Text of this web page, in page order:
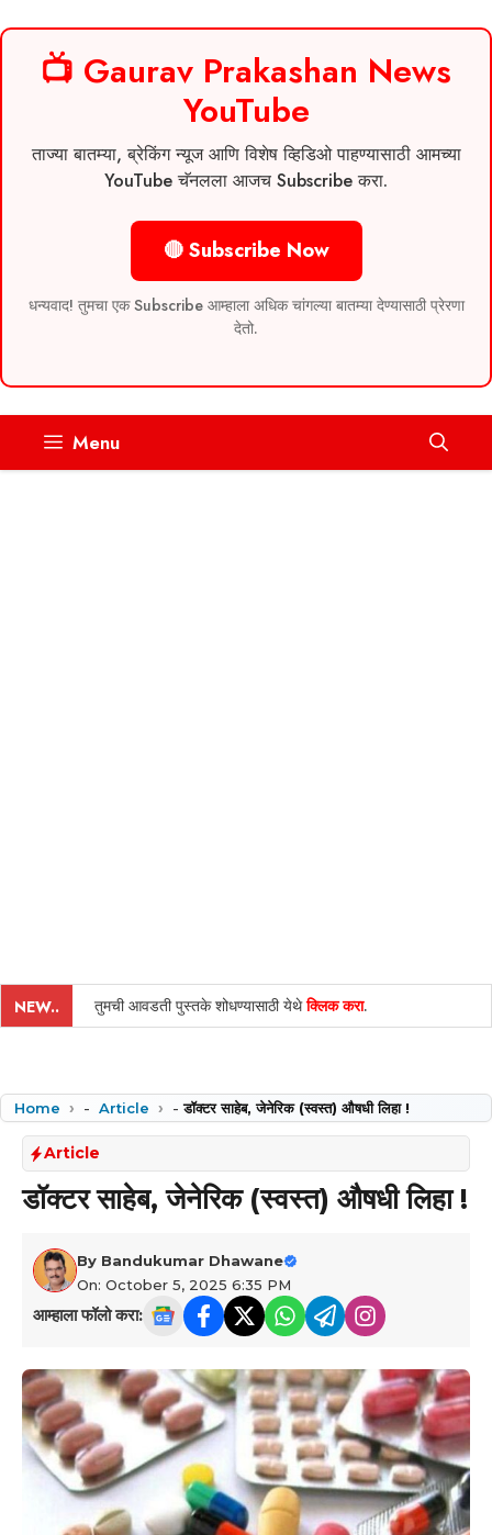
📺 Gaurav Prakashan News
YouTube
ताज्या बातम्या, ब्रेकिंग न्यूज आणि विशेष व्हिडिओ पाहण्यासाठी आमच्या
YouTube चॅनलला आजच Subscribe करा.
🔴 Subscribe Now
धन्यवाद! तुमचा एक Subscribe आम्हाला अधिक चांगल्या बातम्या देण्यासाठी प्रेरणा
देतो.
Menu
NEW.. तुमची आवडती पुस्तके शोधण्यासाठी येथेक्लिक करा.
Home - Article -डॉक्टर साहेब, जेनेरिक (स्वस्त) औषधी लिहा !
Article
डॉक्टर साहेब, जेनेरिक (स्वस्त) औषधी लिहा !
By Bandukumar Dhawane
On: October 5, 2025 6:35 PM
आम्हाला फॉलो करा: